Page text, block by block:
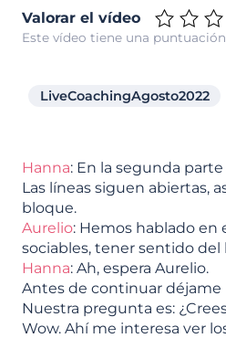
Valorar el vídeo
Este vídeo tiene una
LiveCoachingAgosto2022
Hanna: En la segunda
Las líneas siguen abiertas,
bloque.
Aurelio: Hemos hablado
sociables, tener sentido del
Hanna: Ah, espera Aurelio.
Antes de continuar déjame
Nuestra pregunta es:
Wow. Ahí me interesa ver